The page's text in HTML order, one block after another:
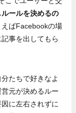
ルールを決めるの
えばFacebookの場
事を出してもら
たちで好きなよ
元が決めるルー
に左右されずに